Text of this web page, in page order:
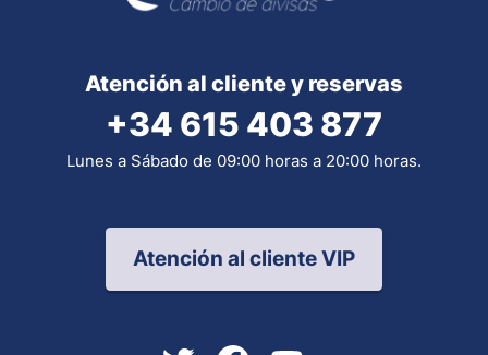
Atención al cliente y reservas
+34 615 403 877
Lunes a Sábado de 09:00 horas a 20:00 horas.
Atención al cliente VIP